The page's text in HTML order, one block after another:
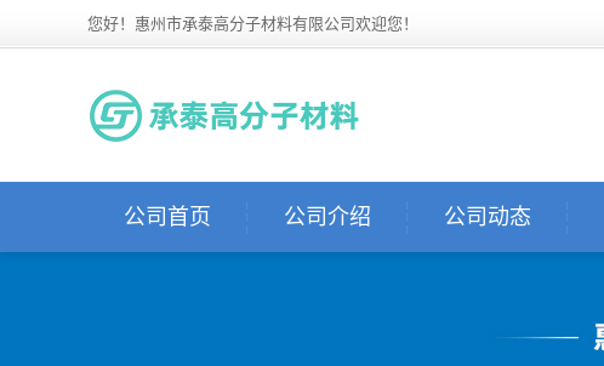
您好！惠州市承泰高分子材料有限公司欢迎您！
公司首页 公司介绍 公司动态